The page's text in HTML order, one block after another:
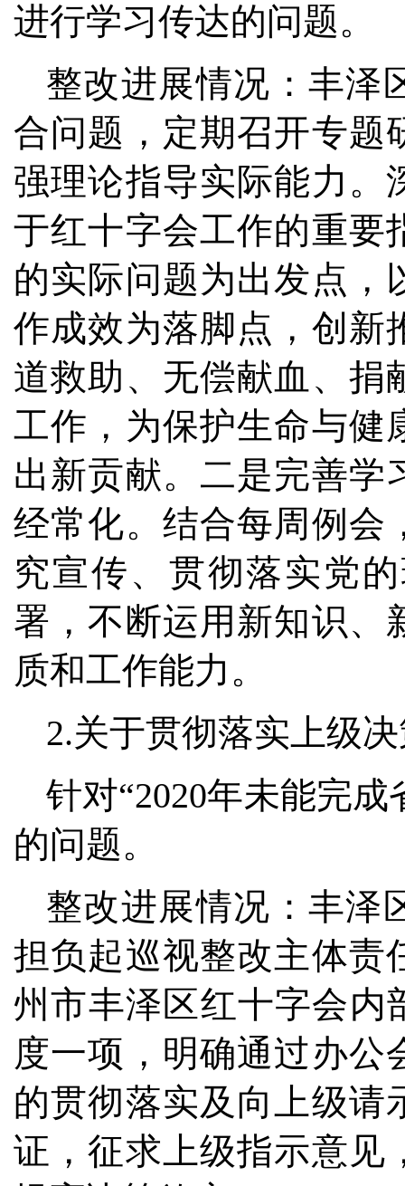
进行学习传达的问题。
整改进展情况：丰泽
合问题，定期召开专题
强理论指导实际能力。
于红十字会工作的重要
的实际问题为出发点，
作成效为落脚点，创新
道救助、无偿献血、捐
工作，为保护生命与健
出新贡献。二是完善学
经常化。结合每周例会
究宣传、贯彻落实党
署，不断运用新知识、
质和工作能力。
2.关于贯彻落实上级
针对“2020年未能完
的问题。
整改进展情况：丰泽
担负起巡视整改主体责
州市丰泽区红十字会内
度一项，明确通过办公
的贯彻落实及向上级请
证，征求上级指示意见